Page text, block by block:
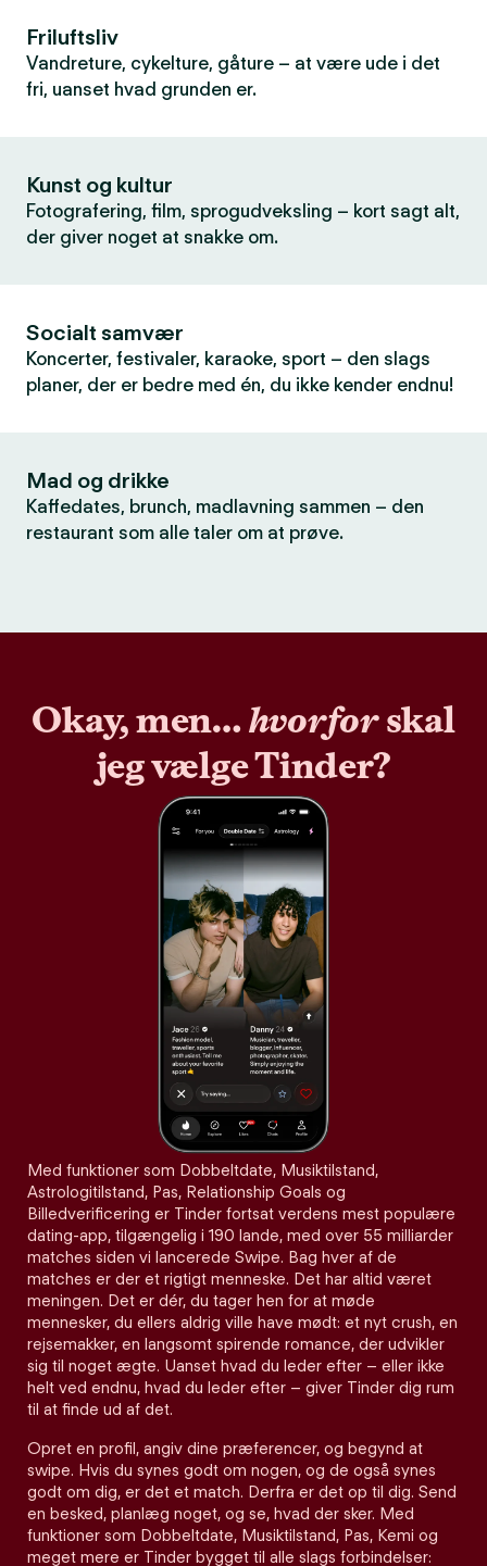
Friluftsliv
Vandreture, cykelture, gåture – at være ude i det
fri, uanset hvad grunden er.
Kunst og kultur
Fotografering, film, sprogudveksling – kort sagt alt,
der giver noget at snakke om.
Socialt samvær
Koncerter, festivaler, karaoke, sport – den slags
planer, der er bedre med én, du ikke kender endnu!
Mad og drikke
Kaffedates, brunch, madlavning sammen – den
restaurant som alle taler om at prøve.
Okay, men…hvorforskal
jeg vælge Tinder?
Med funktioner som Dobbeltdate, Musiktilstand,
Astrologitilstand, Pas, Relationship Goals og
Billedverificering er Tinder fortsat verdens mest populære
dating-app, tilgængelig i 190 lande, med over 55 milliarder
matches siden vi lancerede Swipe. Bag hver af de
matches er der et rigtigt menneske. Det har altid været
meningen. Det er dér, du tager hen for at møde
mennesker, du ellers aldrig ville have mødt: et nyt crush, en
rejsemakker, en langsomt spirende romance, der udvikler
sig til noget ægte. Uanset hvad du leder efter – eller ikke
helt ved endnu, hvad du leder efter – giver Tinder dig rum
til at finde ud af det.
Opret en profil, angiv dine præferencer, og begynd at
swipe. Hvis du synes godt om nogen, og de også synes
godt om dig, er det et match. Derfra er det op til dig. Send
en besked, planlæg noget, og se, hvad der sker. Med
funktioner som Dobbeltdate, Musiktilstand, Pas, Kemi og
meget mere er Tinder bygget til alle slags forbindelser: